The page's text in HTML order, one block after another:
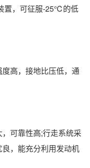
置，可征服-25℃的低
高，接地比压低，通
可靠性高;行走系统采
，能充分利用发动机